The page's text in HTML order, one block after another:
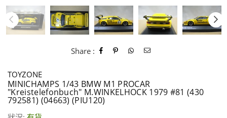
Share :
TOYZONE
MINICHAMPS 1/43 BMW M1 PROCAR
"Kreistelefonbuch" M.WINKELHOCK 1979 #81 (430
792581) (04663) (PIU120)